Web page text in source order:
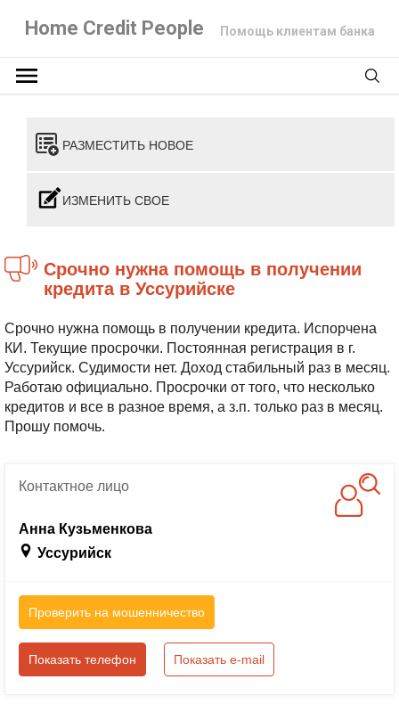
Home Credit People Помощь клиентам банка
РАЗМЕСТИТЬ НОВОЕ
ИЗМЕНИТЬ СВОЕ
Срочно нужна помощь в получении
кредита в Уссурийске
Срочно нужна помощь в получении кредита. Испорчена
КИ. Текущие просрочки. Постоянная регистрация в г.
Уссурийск. Судимости нет. Доход стабильный раз в месяц.
Работаю официально. Просрочки от того, что несколько
кредитов и все в разное время, а з.п. только раз в месяц.
Прошу помочь.
Контактноелицо
Анна Кузьменкова
Уссурийск
Проверить на мошенничество
Показать телефон Показать e-mail